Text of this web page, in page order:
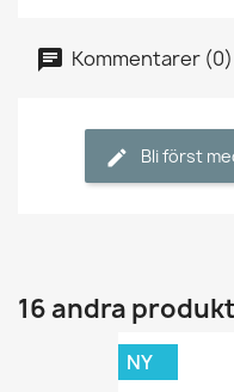
Kommentarer (0)
Bli först
16 andra
NY